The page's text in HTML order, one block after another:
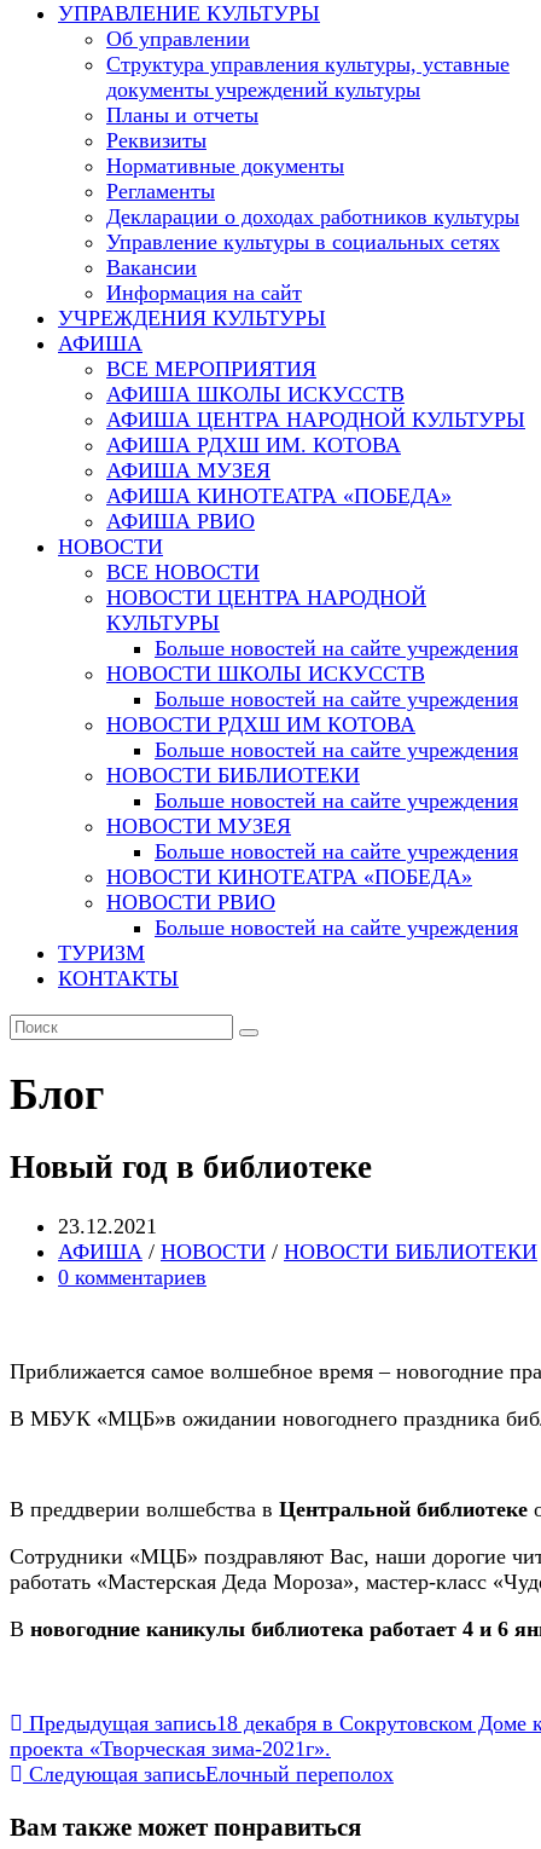
websiteУПРАВЛЕНИЕ КУЛЬТУРЫ
Об управлении
Структура управления культуры, уставные
документы учреждений культуры
Планы и отчеты
Реквизиты
Нормативные документы
Регламенты
Декларации о доходах работников культуры
Управление культуры в социальных сетях
Вакансии
Информация на сайт
УЧРЕЖДЕНИЯ КУЛЬТУРЫ
АФИША
ВСЕ МЕРОПРИЯТИЯ
АФИША ШКОЛЫ ИСКУССТВ
АФИША ЦЕНТРА НАРОДНОЙ КУЛЬТУРЫ
АФИША РДХШ ИМ. КОТОВА
АФИША МУЗЕЯ
АФИША КИНОТЕАТРА «ПОБЕДА»
АФИША РВИО
НОВОСТИ
ВСЕ НОВОСТИ
НОВОСТИ ЦЕНТРА НАРОДНОЙ
КУЛЬТУРЫ
Больше новостей на сайте учреждения
НОВОСТИ ШКОЛЫ ИСКУССТВ
Больше новостей на сайте учреждения
НОВОСТИ РДХШ ИМ КОТОВА
Больше новостей на сайте учреждения
НОВОСТИ БИБЛИОТЕКИ
Больше новостей на сайте учреждения
НОВОСТИ МУЗЕЯ
Больше новостей на сайте учреждения
НОВОСТИ КИНОТЕАТРА «ПОБЕДА»
НОВОСТИ РВИО
Больше новостей на сайте учреждения
ТУРИЗМ
КОНТАКТЫ
Блог
Новый год в библиотеке
Запись
опубликована:
23.12.2021
Post
category:
АФИША / НОВОСТИ / НОВОСТИ БИБЛИОТЕКИ
Post
0 комментариев
Приближается самое волшебное время – новогодние
В МБУК «МЦБ»в ожидании новогоднего праздника
В преддверии волшебства в Центральной библиотеке
Сотрудники «МЦБ» поздравляют Вас, наши дорогие
работать «Мастерская Деда Мороза», мастер-класс
В новогодние каникулы библиотека работает 4 и 6
Еще
статьи
Предыдущая запись18 декабря в Сокрутовском Доме
проекта «Творческая зима-2021г».
Следующая записьЕлочный переполох
Вам также может понравиться